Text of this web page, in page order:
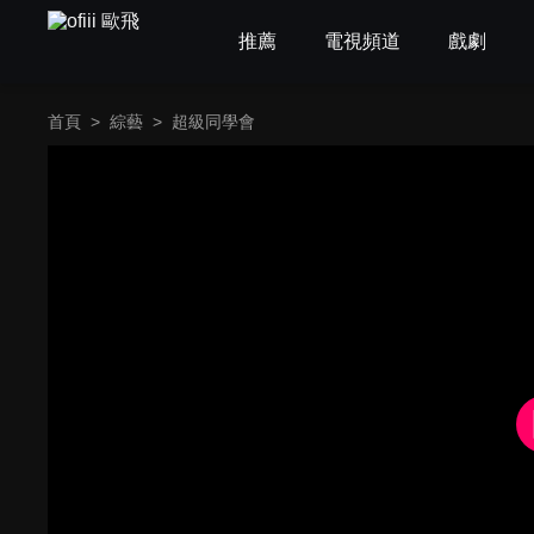
推薦 電視頻道 戲劇
首頁 > 綜藝 > 超級同學會